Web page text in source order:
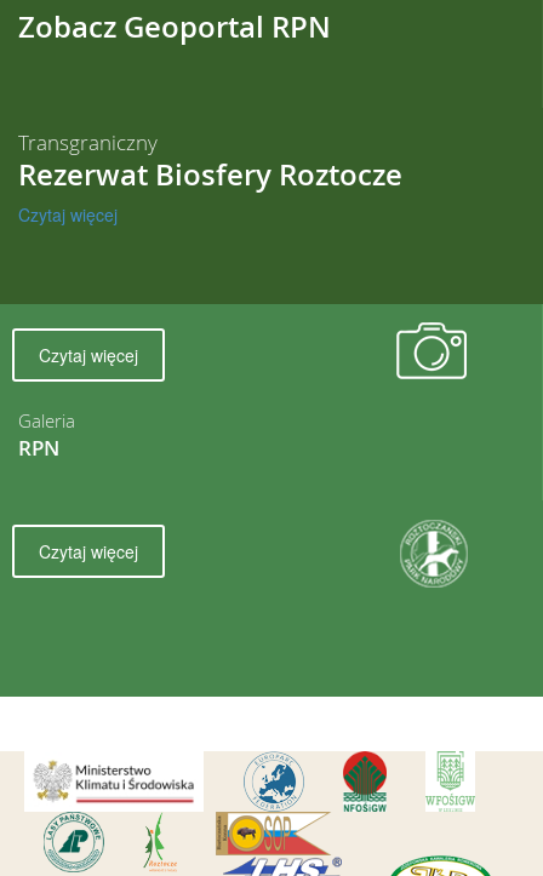
Zobacz Geoportal RPN
Transgraniczny
Rezerwat Biosfery Roztocze
Czytaj więcej
Galeria
RPN
Czytaj więcej
Czytaj więcej